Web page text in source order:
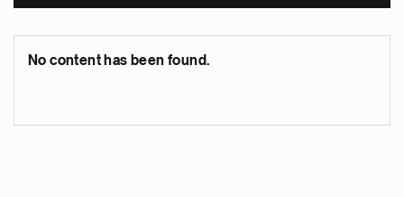
No content has been found.